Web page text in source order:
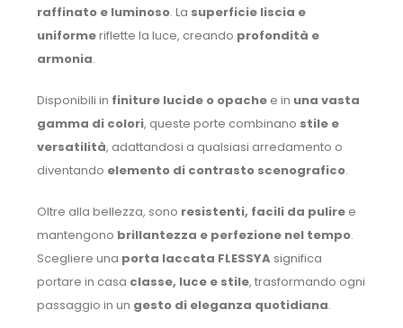
raffinato e luminoso. La superficie liscia e
uniformeriflette la luce, creando profondità e
armonia.
Disponibili in finiture lucide o opachee in una vasta
gamma di colori, queste porte combinano stile e
versatilità, adattandosi a qualsiasi arredamento o
diventando elemento di contrasto scenografico.
Oltre alla bellezza, sono resistenti, facili da puliree
mantengono brillantezza e perfezione nel tempo.
Scegliere una porta laccata FLESSYAsignifica
portare in casa classe, luce e stile, trasformando ogni
passaggio in un gesto di eleganza quotidiana.